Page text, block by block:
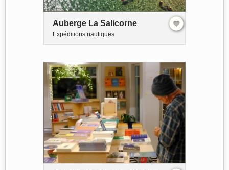
Auberge La Salicorne
Expéditions nautiques